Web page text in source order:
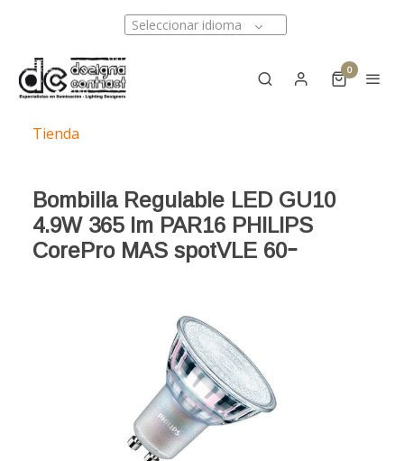
Seleccionar idioma
0
Tienda
Bombilla Regulable LED GU10
4.9W 365 lm PAR16 PHILIPS
CorePro MAS spotVLE 60ｰ